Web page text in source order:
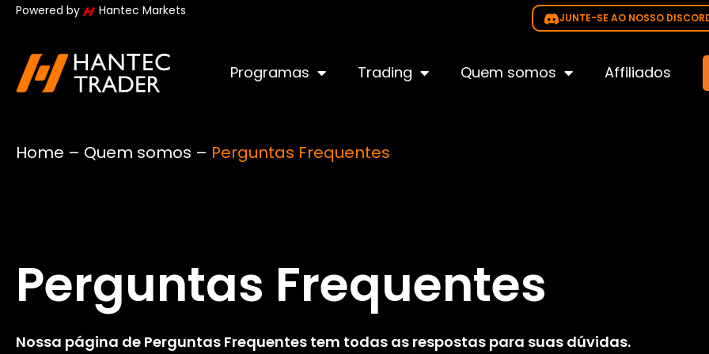
Powered by Hantec Markets JUNTE-SE AO NOSSO
Programas Trading Quem somos Affiliados
Home – Quem somos – Perguntas Frequentes
Perguntas Frequentes
Nossa página de Perguntas Frequentes tem todas as respostas para suas dúvidas.